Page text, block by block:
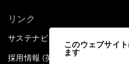
このウェブサイ
ます
リンク
サステナビリティへの取り組み
採用情報 (英語のみ)